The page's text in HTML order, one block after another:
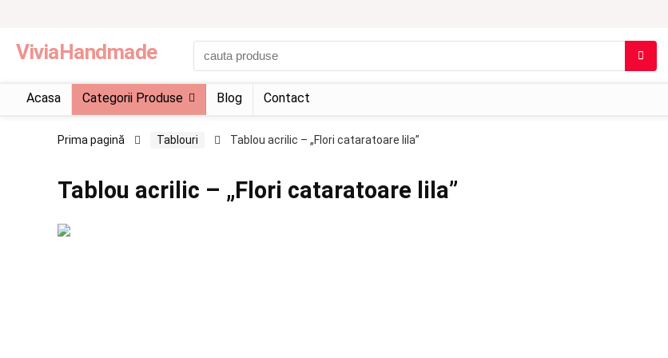
ViviaHandmade
Acasa Categorii Produse Blog Contact
Prima pagină Tablouri Tablou acrilic – „Flori cataratoare lila”
Tablou acrilic – „Flori cataratoare lila”